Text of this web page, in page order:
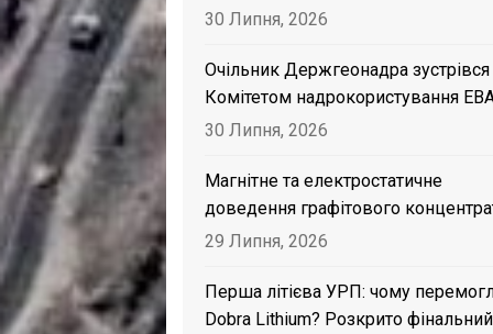
30 Липня, 2026
Очільник Держгеонадра зустрівся
Комітетом надрокористування
30 Липня, 2026
Магнітне та електростатичне
доведення графітового
29 Липня, 2026
Перша літієва УРП: чому
Dobra Lithium? Розкрито фінальний